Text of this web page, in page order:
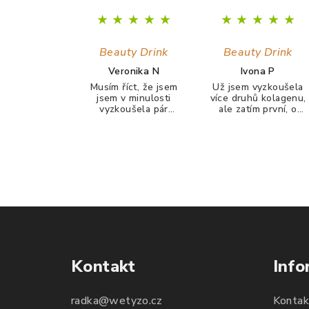
★ ★ ★ ★ ★
Beauty Drink
Veronika N
Musím říct, že jsem
jsem v minulosti
vyzkoušela pár
udělala jsem dobře.
doporučuji :)
★ ★ ★ ★ ★
Beauty Drink
Ivona P
Už jsem vyzkoušela
více druhů kolagenu,
ale zatím první, o
puberťák. Drink má
Kontakt
radka@wetyzo.cz